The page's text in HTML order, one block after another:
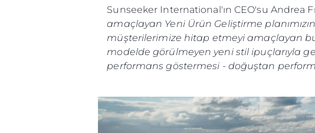
Sunseeker International'ın CEO'su Andrea
amaçlayan Yeni Ürün Geliştirme
müşterilerimize hitap etmeyi amaçlayan
modelde görülmeyen yeni stil ipuçlarıyla
performans göstermesi - doğuştan